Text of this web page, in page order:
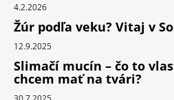
4.2.2026
Žúr podľa veku? Vitaj v
12.9.2025
Slimačí mucín – čo to
chcem mať na tvári?